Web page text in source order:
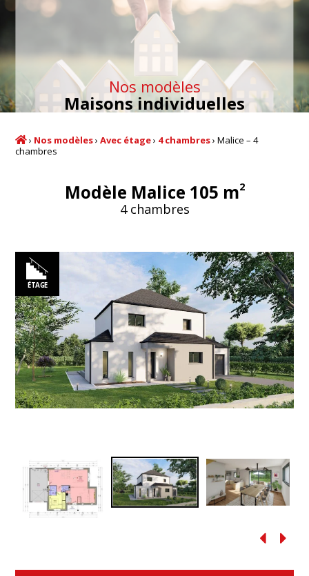
Nos modèles
Maisons individuelles
› Nos modèles›Avec étage› 4 chambres›Malice – 4
chambres
Modèle Malice 105 m2
4 chambres
ÉTAGE